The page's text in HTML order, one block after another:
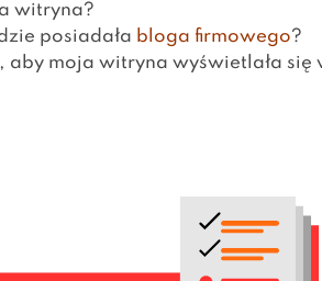
witryna?
posiadała bloga firmowego?
aby moja witryna wyświetlała